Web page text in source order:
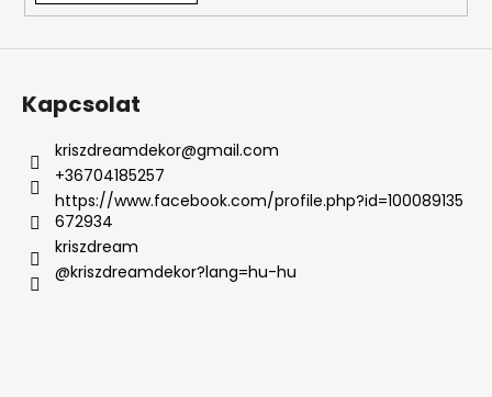
Kapcsolat
kriszdreamdekor@gmail.com
+36704185257
https://www.facebook.com/profile.php?id=100089135
672934
kriszdream
@kriszdreamdekor?lang=hu-hu